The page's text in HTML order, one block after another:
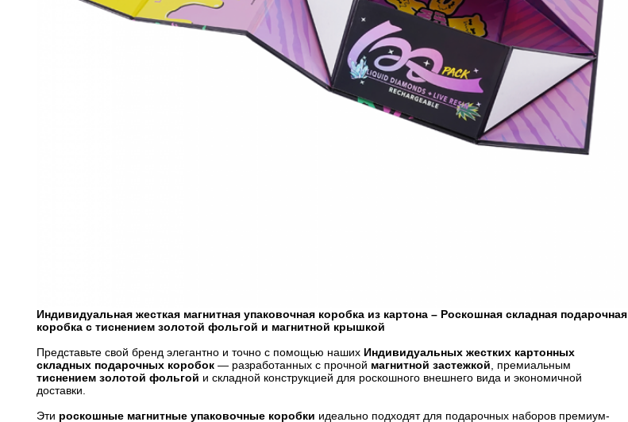
Индивидуальная жесткая магнитная упаковочная коробка из картона – Роскошная складная подарочная
коробка с тиснением золотой фольгой и магнитной крышкой
Представьте свой бренд элегантно и точно с помощью наших Индивидуальных жестких картонных
складных подарочных коробок — разработанных с прочной магнитной застежкой , премиальным
тиснением золотой фольгой и складной конструкцией для роскошного внешнего вида и экономичной
доставки.
Эти роскошные магнитные упаковочные коробки идеально подходят для подарочных наборов премиум-